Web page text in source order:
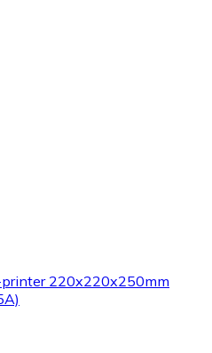
220x220x250mm